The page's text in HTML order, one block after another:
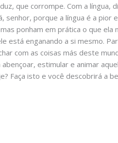
que corrompe. Com a língua,
senhor, porque a língua é a pior
ponham em prática o que ela
está enganando a si mesmo.
com as coisas más deste
estimular e animar
Faça isto e você descobrirá a